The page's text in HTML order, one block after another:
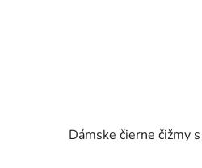
Dámske čierne čižmy